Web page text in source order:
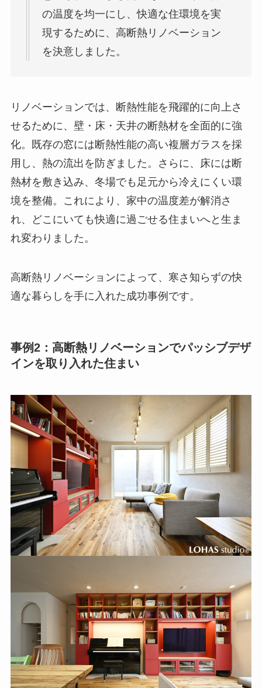
の温度を均一にし、快適な住環境を実
現するために、高断熱リノベーション
を決意しました。
リノベーションでは、断熱性能を飛躍的に向上さ
せるために、壁・床・天井の断熱材を全面的に強
化。既存の窓には断熱性能の高い複層ガラスを採
用し、熱の流出を防ぎました。さらに、床には断
熱材を敷き込み、冬場でも足元から冷えにくい環
境を整備。これにより、家中の温度差が解消さ
れ、どこにいても快適に過ごせる住まいへと生ま
れ変わりました。
高断熱リノベーションによって、寒さ知らずの快
適な暮らしを手に入れた成功事例です。
事例2：高断熱リノベーションでパッシブデザ
インを取り入れた住まい